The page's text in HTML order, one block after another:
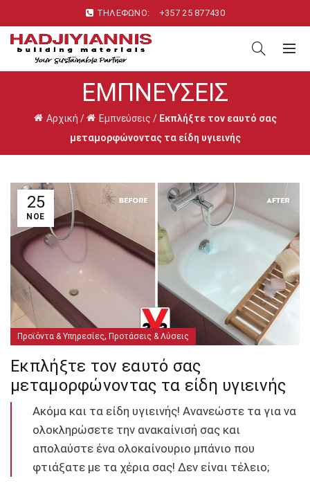
ΤΗΛΕΦΩΝΟ: +357 25 877430
ΕΜΠΝΕΎΣΕΙΣ
Αρχική / Εμπνεύσεις / Εκπλήξτε τον εαυτό σας
μεταμορφώνοντας τα είδη υγιεινής
25
ΝΟΈ
Προϊόντα & Υπηρεσίες, Προτάσεις & Λύσεις
Εκπλήξτε τον εαυτό σας
μεταμορφώνοντας τα είδη υγιεινής
Ακόμα και τα είδη υγιεινής! Ανανεώστε τα για να
ολοκληρώσετε την ανακαίνισή σας και
απολαύστε ένα ολοκαίνουριο μπάνιο που
φτιάξατε με τα χέρια σας! Δεν είναι τέλειο;